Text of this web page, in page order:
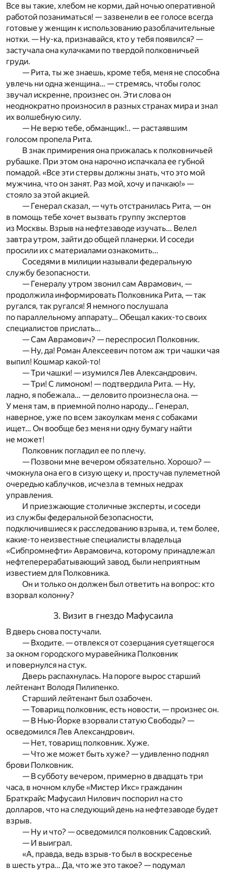
Все вы такие, хлебом не корми, дай ночью оперативной
работой позаниматься! — зазвенели в ее голосе всегда
готовые у женщин к использованию разоблачительные
нотки. — Ну-ка, признавайся, кто у тебя появился? —
застучала она кулачками по твердой полковничьей
груди.
— Рита, ты же знаешь, кроме тебя, меня не способна
увлечь ни одна женщина… — стремясь, чтобы голос
звучал искренне, произнес он. Эти слова он
неоднократно произносил в разных странах мира и знал
их волшебную силу.
— Не верю тебе, обманщик!.. — растаявшим
голосом пропела Рита.
В знак примирения она прижалась к полковничьей
рубашке. При этом она нарочно испачкала ее губной
помадой. «Все эти стервы должны знать, что это мой
мужчина, что он занят. Раз мой, хочу и пачкаю!» —
стояло за этой акцией.
— Генерал сказал, — чуть отстранилась Рита, — он
в помощь тебе хочет вызвать группу экспертов
из Москвы. Взрыв на нефтезаводе изучать… Велел
завтра утром, зайти до общей планерки. И соседи
просили их с материалами ознакомить…
Соседями в милиции называли федеральную
службу безопасности.
— Генералу утром звонил сам Аврамович, —
продолжила информировать Полковника Рита, — так
ругался, так ругался! Я немного послушала
по параллельному аппарату… Обещал каких-то своих
специалистов прислать…
— Сам Аврамович? — переспросил Полковник.
— Ну, да! Роман Алексеевич потом аж три чашки чая
выпил! Кошмар какой-то!
— Три чашки! — изумился Лев Александрович.
— Три! С лимоном! — подтвердила Рита. — Ну,
ладно, я побежала… — деловито произнесла она. —
У меня там, в приемной полно народу… Генерал,
наверное, уже по всем закоулкам меня с собаками
ищет… Он вообще без меня ни одну бумагу найти
не может!
Полковник погладил ее по плечу.
— Позвони мне вечером обязательно. Хорошо? —
чмокнула она его в сизую щеку и, простучав пулеметной
очередью каблучков, исчезла в темных недрах
управления.
И приезжающие столичные эксперты, и соседи
из службы федеральной безопасности,
подключившиеся к расследованию взрыва, и, тем более,
какие-то неизвестные специалисты владельца
«Сибпромнефти» Аврамовича, которому принадлежал
нефтеперерабатывающий завод, были неприятным
известием для Полковника.
Он и только он должен был ответить на вопрос: кто
взорвал колонну?
3. Визит в гнездо Мафусаила
В дверь снова постучали.
— Входите. — отвлекся от созерцания суетящегося
за окном городского муравейника Полковник
и повернулся на стук.
Дверь распахнулась. На пороге вырос старший
лейтенант Володя Пилипенко.
Старший лейтенант был озабочен.
— Товарищ полковник, есть новости, — произнес он.
— В Нью-Йорке взорвали статую Свободы? —
осведомился Лев Александрович.
— Нет, товарищ полковник. Хуже.
— Что же может быть хуже? — удивленно поднял
брови Полковник.
— В субботу вечером, примерно в двадцать три
часа, в ночном клубе «Мистер Икс» гражданин
Браткрайс Мафусаил Нилович поспорил на сто
долларов, что на следующий день на нефтезаводе будет
взрыв.
— Ну и что? — осведомился полковник Садовский.
— И выиграл.
«А, правда, ведь взрыв-то был в воскресенье
в шесть утра… Да, что же это такое? — подумал